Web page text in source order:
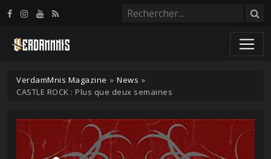
VerdamMnis Magazine » News »
CASTLE ROCK : Plus que deux semaines
Panneau de gestion des cookies